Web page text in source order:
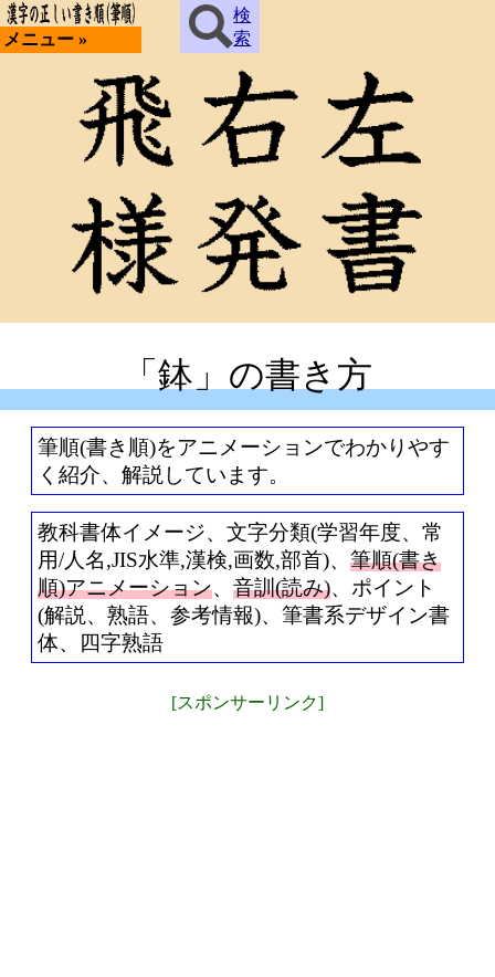
メニュー »
検
索
「鉢」の書き方
筆順(書き順)をアニメーションでわかりやす
く紹介、解説しています。
教科書体イメージ、文字分類(学習年度、常
用/人名,JIS水準,漢検,画数,部首)、 筆順(書き
順)アニメーション、 音訓(読み)、ポイント
(解説、熟語、参考情報)、筆書系デザイン書
体、四字熟語
[スポンサーリンク]